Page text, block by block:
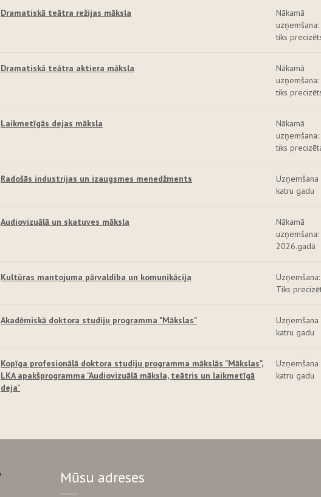
Dramatiskā teātra režijas māksla
Nākamā
uzņemšana:
tiks
Dramatiskā teātra aktiera māksla
Nākamā
uzņemšana:
tiks
Laikmetīgās dejas māksla
Nākamā
uzņemšana:
tiks
Radošās industrijas un izaugsmes menedžments
Uzņemšana
katru gadu
Audiovizuālā un skatuves māksla
Nākamā
uzņemšana:
2026.gadā
Kultūras mantojuma pārvaldība un komunikācija
Uzņemšana:
Tiks
Akadēmiskā doktora studiju programma "Mākslas"
Uzņemšana
katru gadu
Kopīga profesionālā doktora studiju programma mākslās "Mākslas",
LKA apakšprogramma "Audiovizuālā māksla, teātris un laikmetīgā
deja"
Uzņemšana
katru gadu
Mūsu adreses